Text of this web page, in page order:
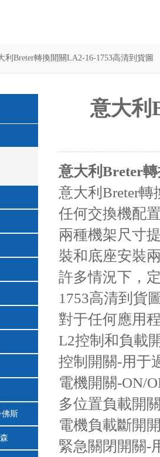
利Breter轉換開關LA2-16-1753高清到貨圖
佛斯
意大利
意大利Breter
意大利Breter
任何交換機配
兩種機架尺寸
裝和底座安裝
許多情況下，
1753高清到貨
對于任何應用
L2控制和負載
控制開關-用于
電機開關-ON/
多位置負載開
電機負載斷開
緊急關閉開關-